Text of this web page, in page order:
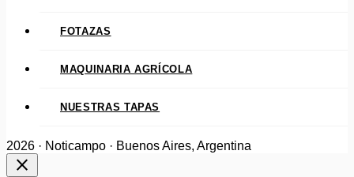
FOTAZAS
MAQUINARIA AGRÍCOLA
NUESTRAS TAPAS
2026 · Noticampo · Buenos Aires, Argentina
close